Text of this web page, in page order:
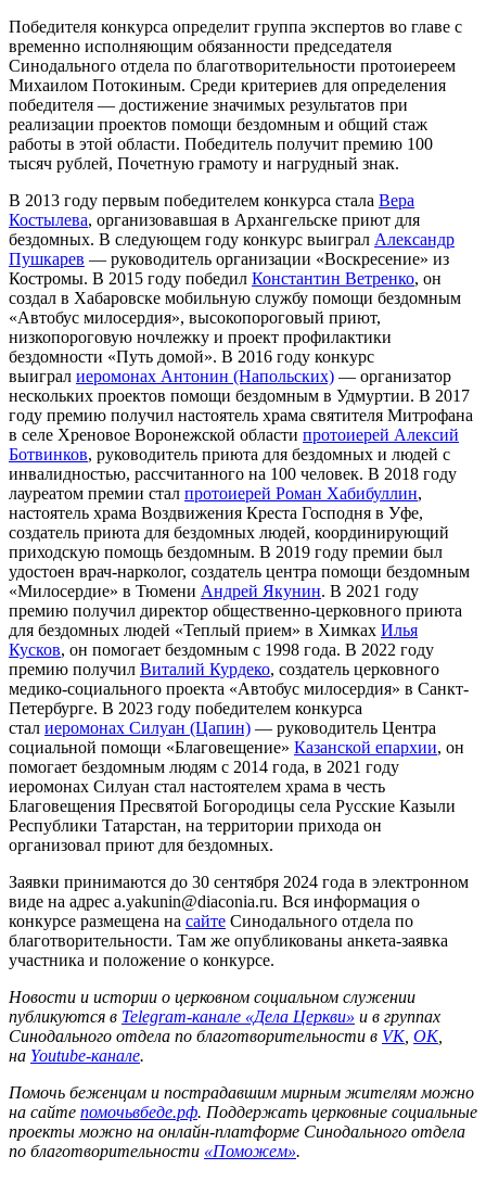
Победителя конкурса определит группа экспертов во главе с
временно исполняющим обязанности председателя
Синодального отдела по благотворительности протоиереем
Михаилом Потокиным. Среди критериев для определения
победителя — достижение значимых результатов при
реализации проектов помощи бездомным и общий стаж
работы в этой области. Победитель получит премию 100
тысяч рублей, Почетную грамоту и нагрудный знак.
В 2013 году первым победителем конкурса стала Вера
Костылева, организовавшая в Архангельске приют для
бездомных. В следующем году конкурс выиграл Александр
Пушкарев — руководитель организации «Воскресение» из
Костромы. В 2015 году победил Константин Ветренко, он
создал в Хабаровске мобильную службу помощи бездомным
«Автобус милосердия», высокопороговый приют,
низкопороговую ночлежку и проект профилактики
бездомности «Путь домой». В 2016 году конкурс
выиграл иеромонах Антонин (Напольских) — организатор
нескольких проектов помощи бездомным в Удмуртии. В 2017
году премию получил настоятель храма святителя Митрофана
в селе Хреновое Воронежской области протоиерей Алексий
Ботвинков, руководитель приюта для бездомных и людей с
инвалидностью, рассчитанного на 100 человек. В 2018 году
лауреатом премии стал протоиерей Роман Хабибуллин,
настоятель храма Воздвижения Креста Господня в Уфе,
создатель приюта для бездомных людей, координирующий
приходскую помощь бездомным. В 2019 году премии был
удостоен врач-нарколог, создатель центра помощи бездомным
«Милосердие» в Тюмени Андрей Якунин. В 2021 году
премию получил директор общественно-церковного приюта
для бездомных людей «Теплый прием» в Химках Илья
Кусков, он помогает бездомным с 1998 года. В 2022 году
премию получил Виталий Курдеко, создатель церковного
медико-социального проекта «Автобус милосердия» в Санкт-
Петербурге. В 2023 году победителем конкурса
стал иеромонах Силуан (Цапин) — руководитель Центра
социальной помощи «Благовещение» Казанской епархии, он
помогает бездомным людям с 2014 года, в 2021 году
иеромонах Силуан стал настоятелем храма в честь
Благовещения Пресвятой Богородицы села Русские Казыли
Республики Татарстан, на территории прихода он
организовал приют для бездомных.
Заявки принимаются до 30 сентября 2024 года в электронном
виде на адрес a.yakunin@diaconia.ru. Вся информация о
конкурсе размещена на сайте Синодального отдела по
благотворительности. Там же опубликованы анкета-заявка
участника и положение о конкурсе.
Новости и истории о церковном социальном служении
публикуются в Telegram-канале «Дела Церкви» и в группах
Синодального отдела по благотворительности в VK, ОК,
на Youtube-канале.
Помочь беженцам и пострадавшим мирным жителям можно
на сайте помочьвбеде.рф. Поддержать церковные социальные
проекты можно на онлайн-платформе Синодального отдела
по благотворительности «Поможем».